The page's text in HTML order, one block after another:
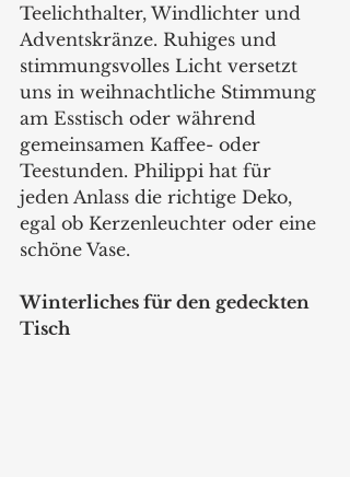
Teelichthalter, Windlichter und
Adventskränze. Ruhiges und
stimmungsvolles Licht versetzt
uns in weihnachtliche Stimmung
am Esstisch oder während
gemeinsamen Kaffee- oder
Teestunden. Philippi hat für
jeden Anlass die richtige Deko,
egal ob Kerzenleuchter oder eine
schöne Vase.
Winterliches für den gedeckten
Tisch